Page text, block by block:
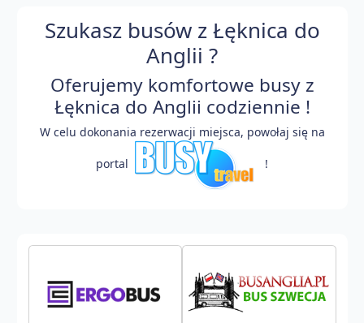
Szukasz busów z Łęknica do
Anglii ?
Oferujemy komfortowe busy z
Łęknica do Anglii codziennie !
W celu dokonania rezerwacji miejsca, powołaj się na
portal !